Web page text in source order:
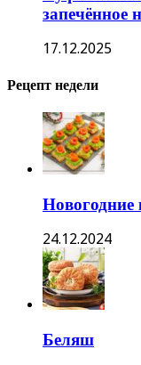
запечённое
17.12.2025
Рецепт недели
Новогодние
24.12.2024
Беляш